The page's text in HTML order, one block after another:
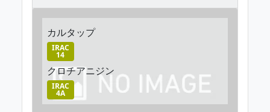
カルタップ
IRAC
14
クロチアニジン
IRAC
4A